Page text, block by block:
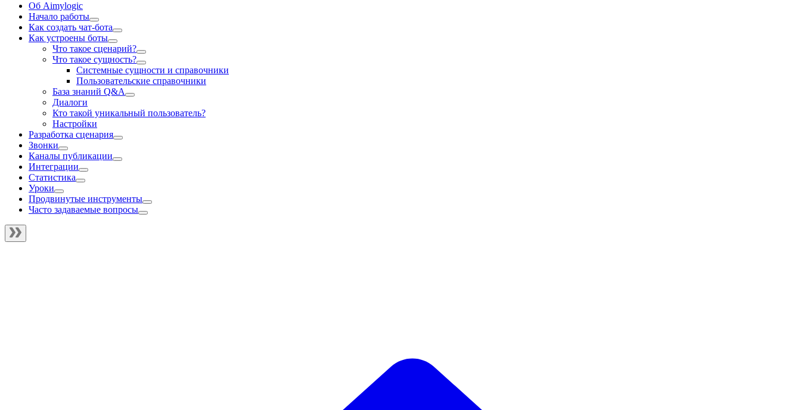
Об Aimylogic
Начало работы
Как создать чат-бота
Как устроены боты
Что такое сценарий?
Что такое сущность?
Системные сущности и справочники
Пользовательские справочники
База знаний Q&A
Диалоги
Кто такой уникальный пользователь?
Настройки
Разработка сценария
Звонки
Каналы публикации
Интеграции
Статистика
Уроки
Продвинутые инструменты
Часто задаваемые вопросы